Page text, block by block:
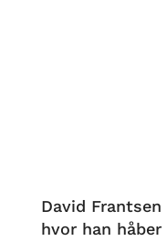
David
hvor han